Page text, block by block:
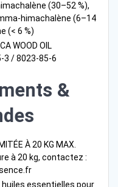
(30–52 %),
himachalène (6–14
(< 6 %)
WOOD OIL
3 / 8023-85-6
&
À 20 KG MAX.
à 20 kg, contactez :
essentielles pour